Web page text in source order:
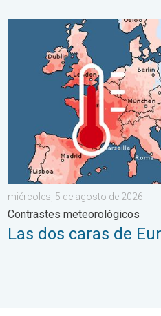
Las dos caras de Europa.
miércoles, 5 de agosto de 2026
Contrastes meteorológicos
Las dos caras de